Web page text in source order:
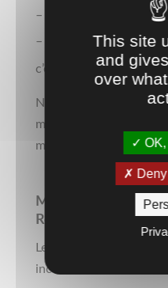
– Sérigraphie 1 / 2
– Impression en IML
c’est du charabia pour
Nous vous
meilleure techniques
meilleur rapport
Marché de Noël –
Réutilisable.
Les marchés de Noël
incontournables de
This site
and
over
OK,